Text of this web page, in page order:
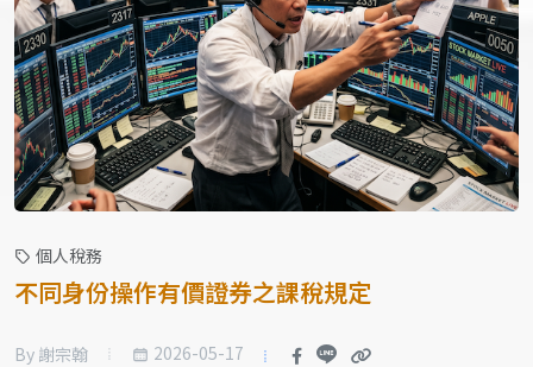
個人稅務
不同身份操作有價證券之課稅規定
By 謝宗翰 2026-05-17